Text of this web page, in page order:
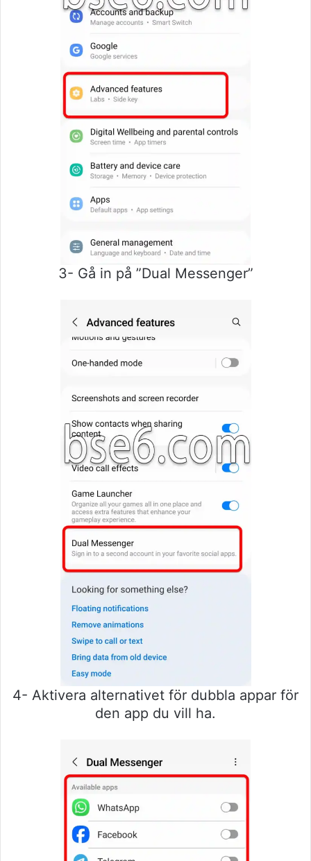
3- Gå in på ”Dual Messenger”
4- Aktivera alternativet för dubbla appar för
den app du vill ha.